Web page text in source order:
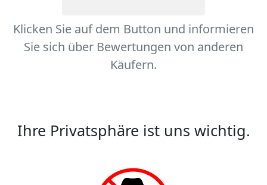
Klicken Sie auf dem Button und informieren
Sie sich über Bewertungen von anderen
Käufern.
Ihre Privatsphäre ist uns wichtig.